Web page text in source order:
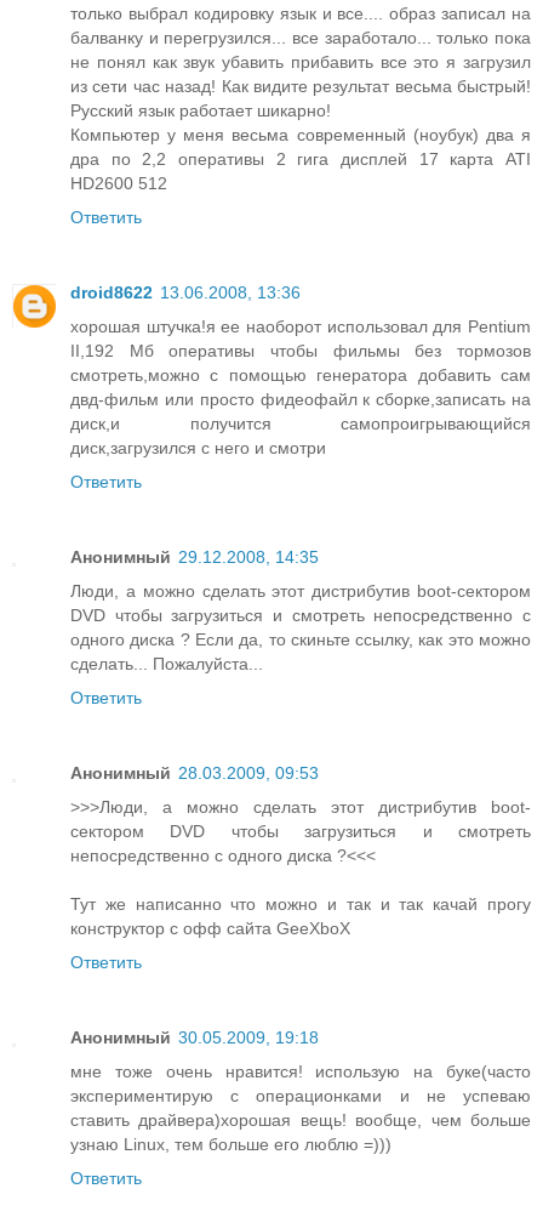
только выбрал кодировку язык и все.... образ записал на
балванку и перегрузился... все заработало... только пока
не понял как звук убавить прибавить все это я загрузил
из сети час назад! Как видите результат весьма быстрый!
Русский язык работает шикарно!
Компьютер у меня весьма современный (ноубук) два я
дра по 2,2 оперативы 2 гига дисплей 17 карта ATI
HD2600 512
Ответить
droid8622 13.06.2008, 13:36
хорошая штучка!я ее наоборот использовал для Pentium
II,192 Мб оперативы чтобы фильмы без тормозов
смотреть,можно с помощью генератора добавить сам
двд-фильм или просто фидеофайл к сборке,записать на
диск,и получится самопроигрывающийся
диск,загрузился с него и смотри
Ответить
Анонимный 29.12.2008, 14:35
Люди, а можно сделать этот дистрибутив boot-сектором
DVD чтобы загрузиться и смотреть непосредственно с
одного диска ? Если да, то скиньте ссылку, как это можно
сделать... Пожалуйста...
Ответить
Анонимный 28.03.2009, 09:53
>>>Люди, а можно сделать этот дистрибутив boot-
сектором DVD чтобы загрузиться и смотреть
непосредственно с одного диска ?<<<
Тут же написанно что можно и так и так качай прогу
конструктор с офф сайта GeeXboX
Ответить
Анонимный 30.05.2009, 19:18
мне тоже очень нравится! использую на буке(часто
экспериментирую с операционками и не успеваю
ставить драйвера)хорошая вещь! вообще, чем больше
узнаю Linux, тем больше его люблю =)))
Ответить